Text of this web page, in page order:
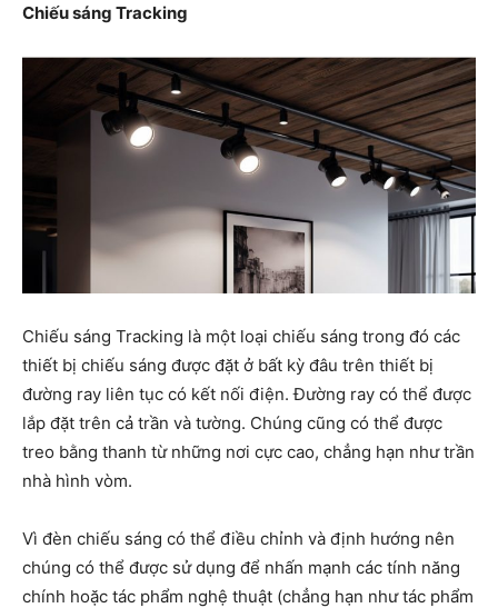
Chiếu sáng Tracking
Chiếu sáng Tracking là một loại chiếu sáng trong đó các
thiết bị chiếu sáng được đặt ở bất kỳ đâu trên thiết bị
đường ray liên tục có kết nối điện. Đường ray có thể được
lắp đặt trên cả trần và tường. Chúng cũng có thể được
treo bằng thanh từ những nơi cực cao, chẳng hạn như trần
nhà hình vòm.
Vì đèn chiếu sáng có thể điều chỉnh và định hướng nên
chúng có thể được sử dụng để nhấn mạnh các tính năng
chính hoặc tác phẩm nghệ thuật (chẳng hạn như tác phẩm